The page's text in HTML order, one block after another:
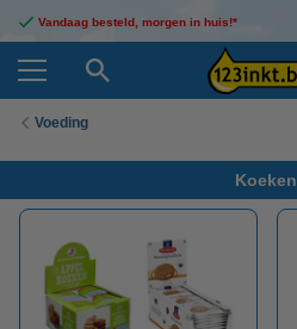
Vandaag besteld, morgen in huis!*
Voeding
Koeken